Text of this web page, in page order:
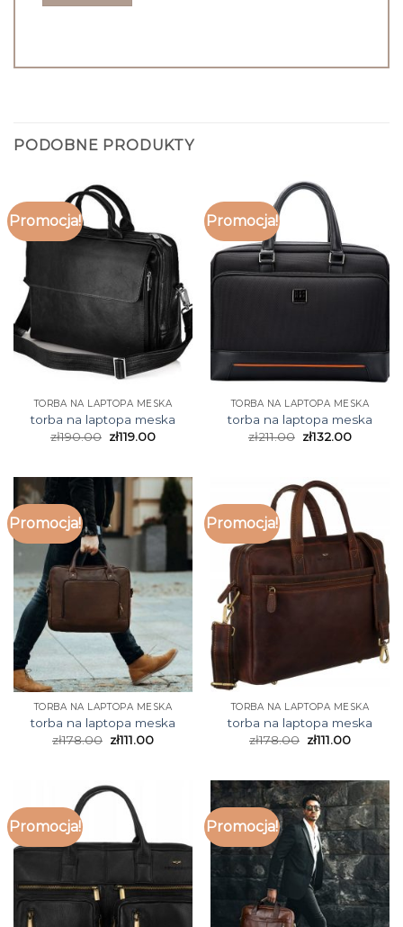
PODOBNE PRODUKTY
Promocja!
TORBA NA LAPTOPA MESKA
torba na laptopa meska
zł190.00 zł119.00
Promocja!
TORBA NA LAPTOPA MESKA
torba na laptopa meska
zł211.00 zł132.00
Promocja!
TORBA NA LAPTOPA MESKA
torba na laptopa meska
zł178.00 zł111.00
Promocja!
TORBA NA LAPTOPA MESKA
torba na laptopa meska
zł178.00 zł111.00
Promocja! Promocja!